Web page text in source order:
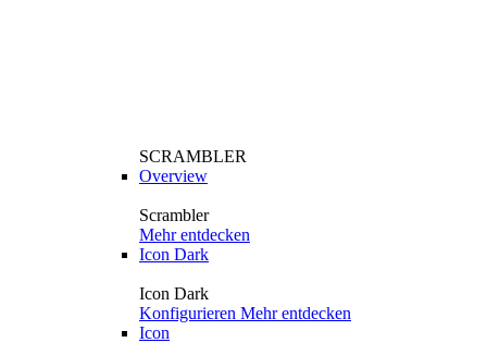
SCRAMBLER
Overview
Scrambler
Mehr entdecken
Icon Dark
Icon Dark
Konfigurieren Mehr entdecken
Icon